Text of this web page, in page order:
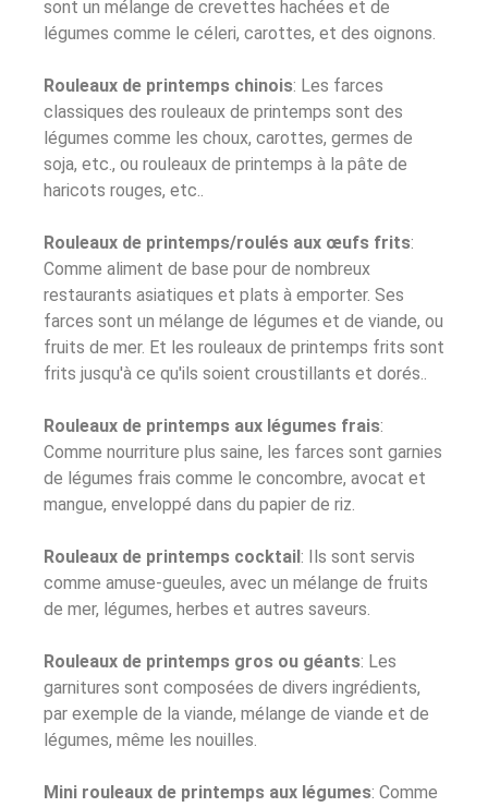
sont un mélange de crevettes hachées et de
légumes comme le céleri, carottes, et des oignons.
Rouleaux de printemps chinois: Les farces
classiques des rouleaux de printemps sont des
légumes comme les choux, carottes, germes de
soja, etc., ou rouleaux de printemps à la pâte de
haricots rouges, etc..
Rouleaux de printemps/roulés aux œufs frits:
Comme aliment de base pour de nombreux
restaurants asiatiques et plats à emporter. Ses
farces sont un mélange de légumes et de viande, ou
fruits de mer. Et les rouleaux de printemps frits sont
frits jusqu'à ce qu'ils soient croustillants et dorés..
Rouleaux de printemps aux légumes frais:
Comme nourriture plus saine, les farces sont garnies
de légumes frais comme le concombre, avocat et
mangue, enveloppé dans du papier de riz.
Rouleaux de printemps cocktail : Ils sont servis
comme amuse-gueules, avec un mélange de fruits
de mer, légumes, herbes et autres saveurs.
Rouleaux de printemps gros ou géants: Les
garnitures sont composées de divers ingrédients,
par exemple de la viande, mélange de viande et de
légumes, même les nouilles.
Mini rouleaux de printemps aux légumes: Comme